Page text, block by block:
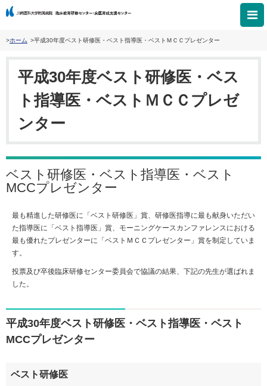
ホーム 平成30年度ベスト研修医・ベスト指導医・ベストＭＣＣプレゼンター
平成30年度ベスト研修医・ベス
ト指導医・ベストＭＣＣプレゼ
ンター
ベスト研修医・ベスト指導医・ベスト
MCCプレゼンター
最も精進した研修医に「ベスト研修医」賞、研修医指導に最も献身いただい
た指導医に「ベスト指導医」賞、モーニングケースカンファレンスにおける
最も優れたプレゼンターに「ベストＭＣＣプレゼンター」賞を制定していま
す。
投票及び卒後臨床研修センター委員会で協議の結果、下記の先生が選ばれま
した。
平成30年度ベスト研修医・ベスト指導医・ベスト
MCCプレゼンター
ベスト研修医